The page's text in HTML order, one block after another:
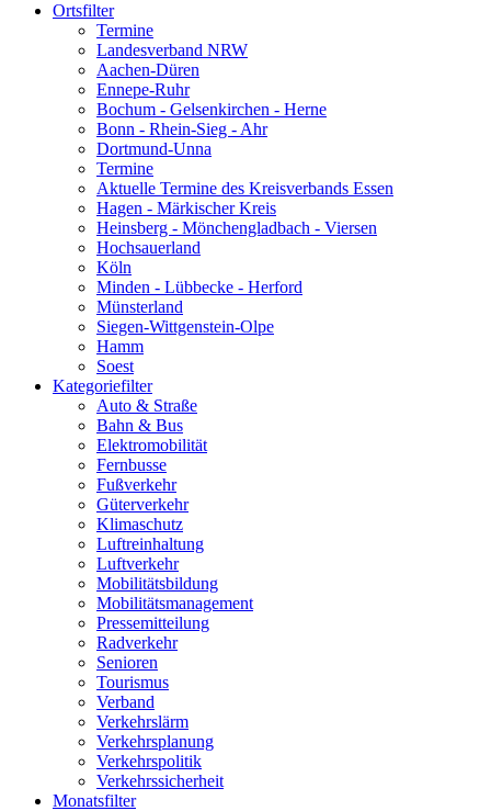
Ortsfilter
Termine
Landesverband NRW
Aachen-Düren
Ennepe-Ruhr
Bochum - Gelsenkirchen - Herne
Bonn - Rhein-Sieg - Ahr
Dortmund-Unna
Termine
Aktuelle Termine des Kreisverbands Essen
Hagen - Märkischer Kreis
Heinsberg - Mönchengladbach - Viersen
Hochsauerland
Köln
Minden - Lübbecke - Herford
Münsterland
Siegen-Wittgenstein-Olpe
Hamm
Soest
Kategoriefilter
Auto & Straße
Bahn & Bus
Elektromobilität
Fernbusse
Fußverkehr
Güterverkehr
Klimaschutz
Luftreinhaltung
Luftverkehr
Mobilitätsbildung
Mobilitätsmanagement
Pressemitteilung
Radverkehr
Senioren
Tourismus
Verband
Verkehrslärm
Verkehrsplanung
Verkehrspolitik
Verkehrssicherheit
Monatsfilter